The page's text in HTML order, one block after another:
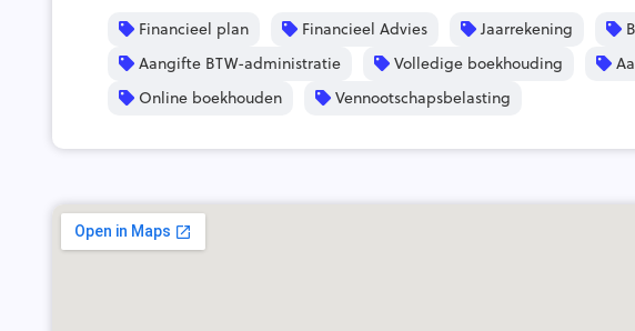
Financieel plan Financieel Advies Jaarrekening
Aangifte BTW-administratie
Volledige boekhouding
Online boekhouden
Vennootschapsbelasting